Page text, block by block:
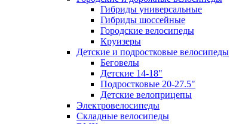
Гибриды универсальные
Гибриды шоссейные
Городские велосипеды
Круизеры
Детские и подростковые велосипеды
Беговелы
Детские 14-18"
Подростковые 20-27.5"
Детские велоприцепы
Электровелосипеды
Складные велосипеды